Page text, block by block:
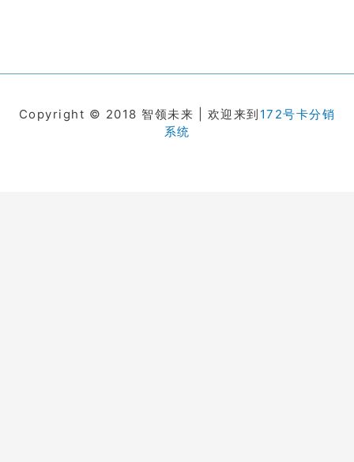
Copyright © 2018 智领未来 | 欢迎来到 172号卡分销
系统